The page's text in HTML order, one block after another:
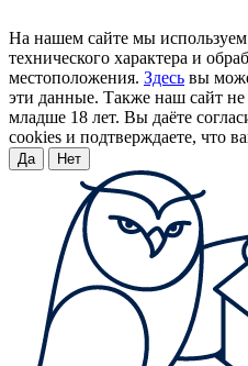
На нашем сайте мы
технического характера и
местоположения. Здесь вы
эти данные. Также наш сайт не
младше 18 лет. Вы даёте
cookies и подтверждаете, что
Да Нет